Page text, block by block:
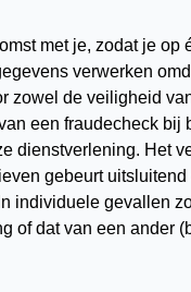
met je, zodat je op
verwerken
zowel de veiligheid
een fraudecheck bij
dienstverlening. Het
gebeurt
individuele gevallen
of dat van een ander